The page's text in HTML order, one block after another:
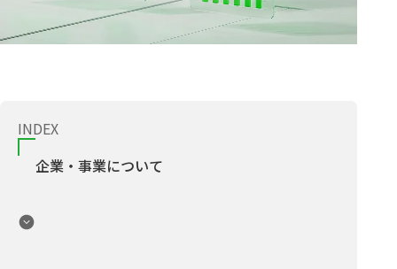
INDEX
企業・事業について